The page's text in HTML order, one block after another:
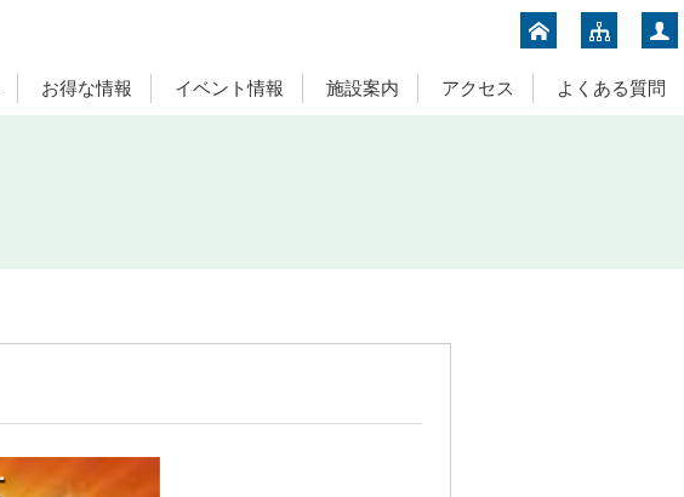
お得な情報 イベント情報 施設案内 アクセス よくある質問